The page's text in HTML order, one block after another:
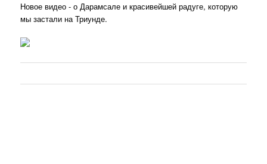
Новое видео - о Дарамсале и красивейшей радуге, которую
мы застали на Триунде.